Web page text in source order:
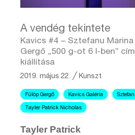
A vendég tekintete
Kavics #4 – Sztefanu
Gergő „500 g-ot 6 l-ben”
kiállítása
2019. május 22. ╱Kunszt
Fülöp Gergő Kavics Galéria
Tayler Patrick Nicholas
Tayler Patrick